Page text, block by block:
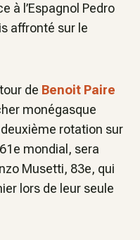
à l’Espagnol Pedro
affronté sur le
de Benoit Paire
monégasque
rotation sur
mondial, sera
Musetti, 83e, qui
lors de leur seule